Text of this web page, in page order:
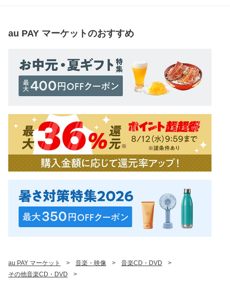
au PAY マーケットのおすすめ
au PAY マーケット > 音楽・映像 > 音楽CD・DVD
>
その他音楽CD・DVD
>